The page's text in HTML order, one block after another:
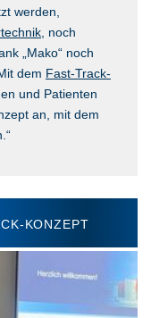
werden,
, noch
„Mako“ noch
dem Fast-Track-
und Patienten
an, mit dem
KONZEPT